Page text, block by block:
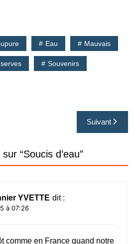
Eau Mauvais
Souvenirs
Suivant
“Soucis d’eau”
YVETTE dit :
à 07:26
comme en France quand notre